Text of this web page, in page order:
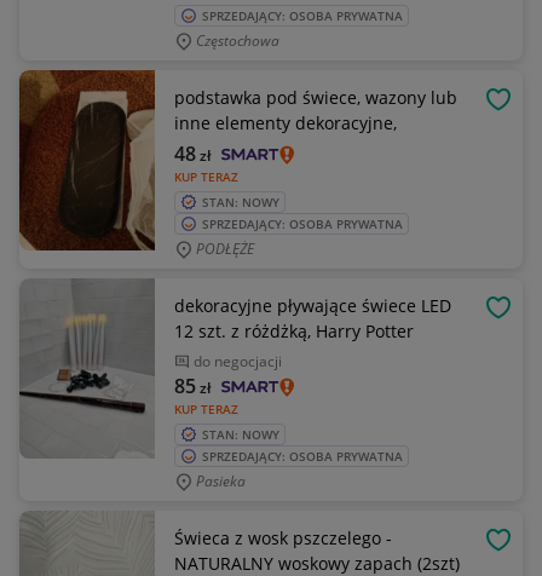
SPRZEDAJĄCY: OSOBA PRYWATNA
Częstochowa
podstawka pod świece, wazony lub
inne elementy dekoracyjne,
KUP TERAZ
48zł
STAN: NOWY
SPRZEDAJĄCY: OSOBA PRYWATNA
PODŁĘŻE
dekoracyjne pływające świece LED
12 szt. z różdżką, Harry Potter
do negocjacji
KUP TERAZ
85zł
STAN: NOWY
SPRZEDAJĄCY: OSOBA PRYWATNA
Pasieka
Świeca z wosk pszczelego -
NATURALNY woskowy zapach (2szt)